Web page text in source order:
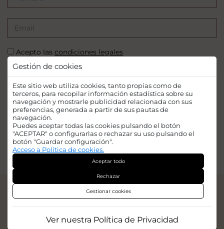
Gestión de cookies
Este sitio web utiliza cookies, tanto propias como de
terceros, para recopilar información estadística sobre su
navegación y mostrarle publicidad relacionada con sus
preferencias, generada a partir de sus pautas de
navegación.
Puedes aceptar todas las cookies pulsando el botón
"ACEPTAR" o configurarlas o rechazar su uso pulsando el
botón "Guardar configuración".
Acceso a Política de cookies.
Aceptar todo
Rechazar
Gestionar cookies
Ver nuestra Política de Privacidad
Acepto las condiciones legales
Financiado por la Unión Europea - NextGenerationEU. Sin embargo, los
puntos de vista y las opiniones expresadas son únicamente los del autor o
autores y no reflejan necesariamente los de la Unión Europea o la Comisión
consideradas responsables de las mismas.
© 2026 Iridian Web Engine
Política de privacidad